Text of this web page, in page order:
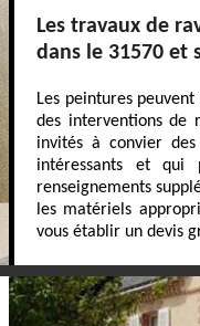
Les travaux de
dans le 31570 et
Les peintures
des interventions de
invités à convier
intéressants et qui
renseignements
les matériels
vous établir un devis